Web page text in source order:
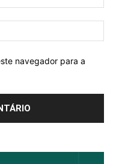
navegador para a